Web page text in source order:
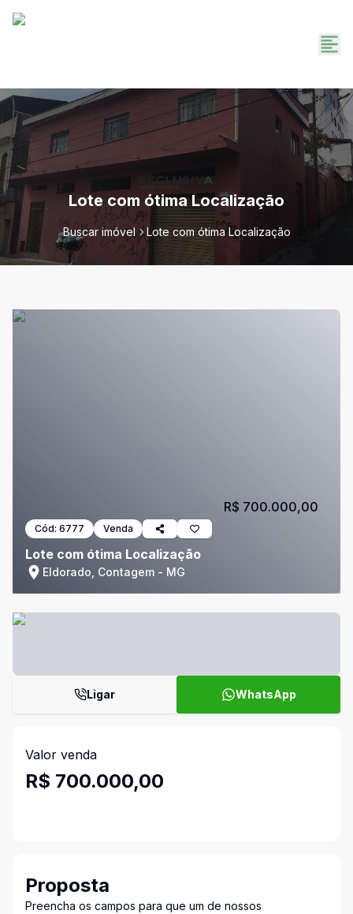
Lote com ótima Localização
Buscar imóvel Lote com ótima Localização
Cód: 6777 Venda
Lote com ótima Localização
Eldorado, Contagem - MG
R$ 700.000,00
Ligar WhatsApp
Valor venda
R$ 700.000,00
Proposta
Preencha os campos para que um de nossos